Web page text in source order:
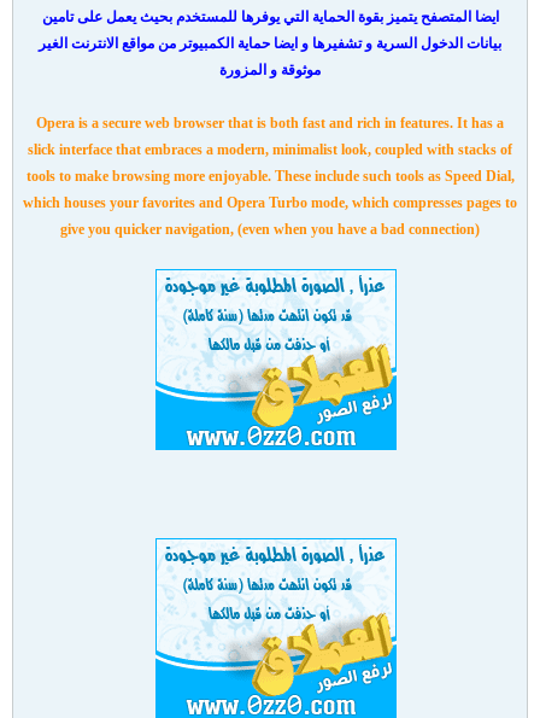
ايضا المتصفح يتميز بقوة الحماية التي يوفرها للمستخدم بحيث يعمل على تامين
بيانات الدخول السرية و تشفيرها و ايضا حماية الكمبيوتر من مواقع الانترنت الغير
موثوقة و المزورة
Opera is a secure web browser that is both fast and rich in features. It has a
slick interface that embraces a modern, minimalist look, coupled with stacks of
tools to make browsing more enjoyable. These include such tools as Speed Dial,
which houses your favorites and Opera Turbo mode, which compresses pages to
give you quicker navigation, (even when you have a bad connection)